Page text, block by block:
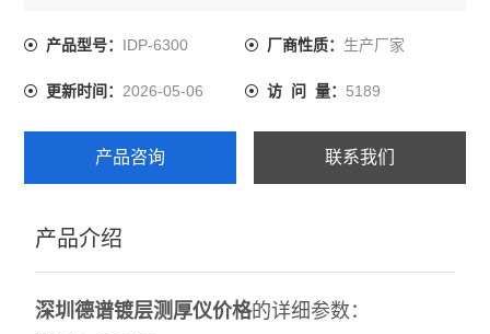
产品型号： IDP-6300 厂商性质： 生产厂家
更新时间：2026-05-06 访 问 量： 5189
产品咨询 联系我们
产品介绍
深圳德谱镀层测厚仪价格的详细参数：